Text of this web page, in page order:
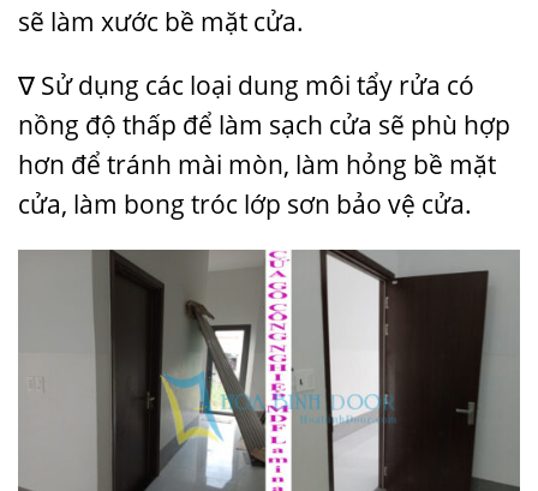
sẽ làm xước bề mặt cửa.
∇ Sử dụng các loại dung môi tẩy rửa có
nồng độ thấp để làm sạch cửa sẽ phù hợp
hơn để tránh mài mòn, làm hỏng bề mặt
cửa, làm bong tróc lớp sơn bảo vệ cửa.